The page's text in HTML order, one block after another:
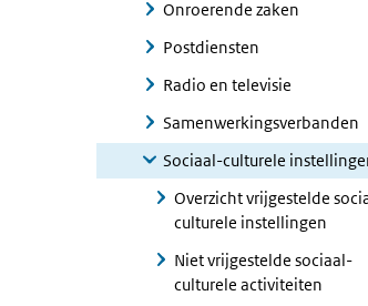
Onroerende zaken
Postdiensten
Radio en televisie
Samenwerkingsverbanden
Sociaal-culturele
Overzicht vrijgestelde
culturele instellingen
Niet vrijgestelde sociaal-
culturele activiteiten